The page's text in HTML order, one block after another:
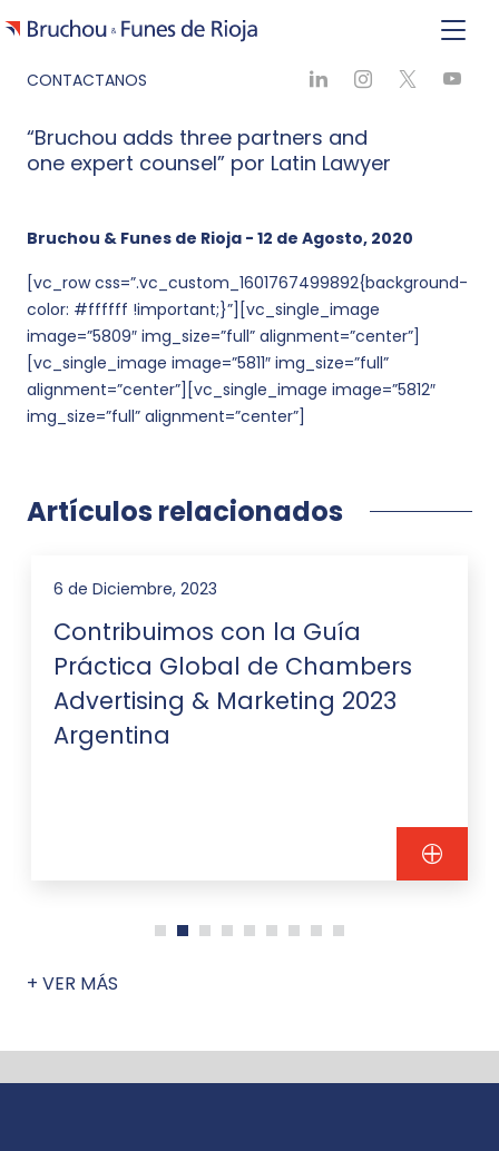
CONTACTANOS
“Bruchou adds three partners and
one expert counsel” por Latin Lawyer
Bruchou & Funes de Rioja - 12 de Agosto, 2020
[vc_row css=”.vc_custom_1601767499892{background-
color: #ffffff !important;}”][vc_single_image
image=”5809″ img_size=”full” alignment=”center”]
[vc_single_image image=”5811″ img_size=”full”
alignment=”center”][vc_single_image image=”5812″
img_size=”full” alignment=”center”]
Artículos relacionados
6 de Diciembre, 2023
Contribuimos con la Guía
Práctica Global de Chambers
Advertising & Marketing 2023
Argentina
+ VER MÁS